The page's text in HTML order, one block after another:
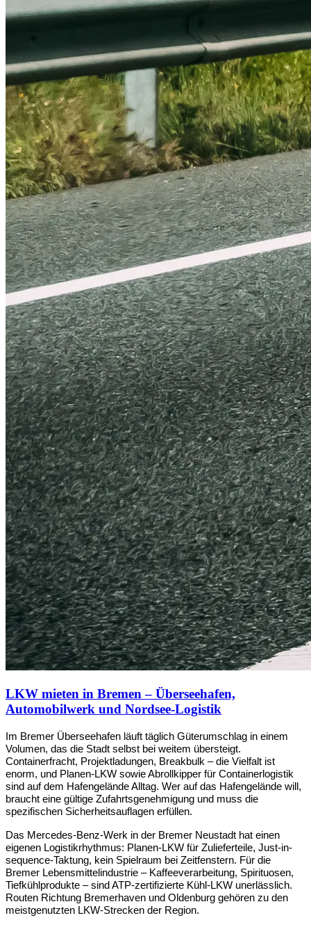
LKW mieten in Bremen – Überseehafen,
Automobilwerk und Nordsee-Logistik
Im Bremer Überseehafen läuft täglich Güterumschlag in einem
Volumen, das die Stadt selbst bei weitem übersteigt.
Containerfracht, Projektladungen, Breakbulk – die Vielfalt ist
enorm, und Planen-LKW sowie Abrollkipper für Containerlogistik
sind auf dem Hafengelände Alltag. Wer auf das Hafengelände will,
braucht eine gültige Zufahrtsgenehmigung und muss die
spezifischen Sicherheitsauflagen erfüllen.
Das Mercedes-Benz-Werk in der Bremer Neustadt hat einen
eigenen Logistikrhythmus: Planen-LKW für Zulieferteile, Just-in-
sequence-Taktung, kein Spielraum bei Zeitfenstern. Für die
Bremer Lebensmittelindustrie – Kaffeeverarbeitung, Spirituosen,
Tiefkühlprodukte – sind ATP-zertifizierte Kühl-LKW unerlässlich.
Routen Richtung Bremerhaven und Oldenburg gehören zu den
meistgenutzten LKW-Strecken der Region.